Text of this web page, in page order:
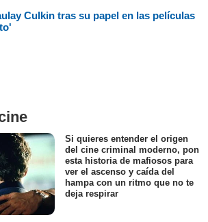
Culkin tras su papel en las películas
Si quieres entender el origen
del cine criminal moderno, pon
esta historia de mafiosos para
ver el ascenso y caída del
hampa con un ritmo que no te
deja respirar